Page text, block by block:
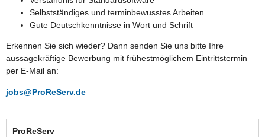
Selbstständiges und terminbewusstes Arbeiten
Gute Deutschkenntnisse in Wort und Schrift
Erkennen Sie sich wieder? Dann senden Sie uns bitte Ihre
aussagekräftige Bewerbung mit frühestmöglichem Eintrittstermin
per E-Mail an:
jobs@ProReServ.de
ProReServ